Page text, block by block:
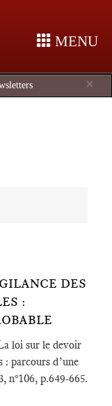
MENU
×
DES
:
loi sur le devoir
: parcours d’une
n°106, p.649-665.